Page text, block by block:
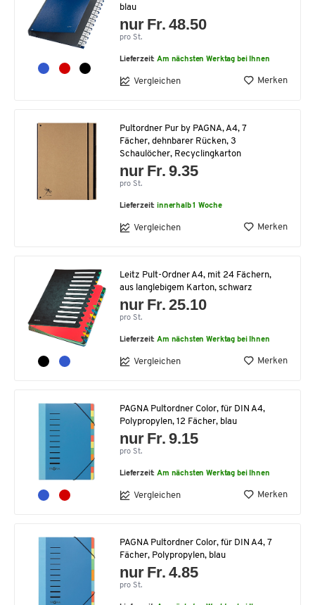
blau
nur Fr. 48.50
pro St.
Lieferzeit:Am nächsten Werktag bei Ihnen
Vergleichen Merken
Pultordner Pur by PAGNA, A4, 7
Fächer, dehnbarer Rücken, 3
Schaulöcher, Recyclingkarton
nur Fr. 9.35
pro St.
Lieferzeit:innerhalb 1 Woche
Vergleichen Merken
Leitz Pult-Ordner A4, mit 24 Fächern,
aus langlebigem Karton, schwarz
nur Fr. 25.10
pro St.
Lieferzeit:Am nächsten Werktag bei Ihnen
Vergleichen Merken
PAGNA Pultordner Color, für DIN A4,
Polypropylen, 12 Fächer, blau
nur Fr. 9.15
pro St.
Lieferzeit:Am nächsten Werktag bei Ihnen
Vergleichen Merken
PAGNA Pultordner Color, für DIN A4, 7
Fächer, Polypropylen, blau
nur Fr. 4.85
pro St.